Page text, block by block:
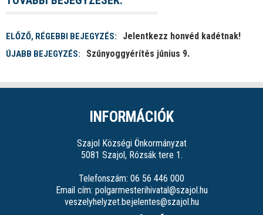
ELŐZŐ, RÉGEBBI BEJEGYZÉS: Jelentkezz honvéd kadétnak!
ÚJABB BEJEGYZÉS: Szúnyoggyérítés június 9.
INFORMÁCIÓK
Szajol Községi Önkormányzat
5081 Szajol, Rózsák tere 1.
Telefonszám: 06 56 446 000
Email cím: polgarmesterihivatal@szajol.hu
veszelyhelyzet.bejelentes@szajol.hu